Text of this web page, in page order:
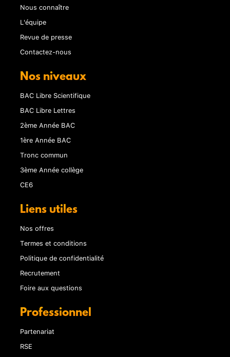
Nous connaître
L'équipe
Revue de presse
Contactez-nous
Nos niveaux
BAC Libre Scientifique
BAC Libre Lettres
2ème Année BAC
1ère Année BAC
Tronc commun
3ème Année collège
CE6
Liens utiles
Nos offres
Termes et conditions
Politique de confidentialité
Recrutement
Foire aux questions
Professionnel
Partenariat
RSE